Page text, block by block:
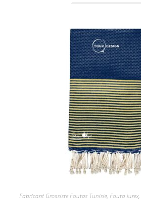
Fabricant Grossiste Foutas Tunisie, Fouta lurex,